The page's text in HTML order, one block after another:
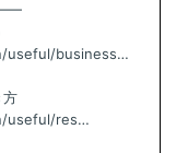
━━
useful/business…
方
useful/res…